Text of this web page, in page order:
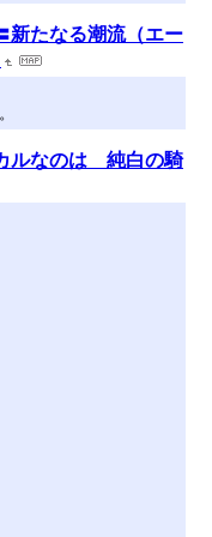
新たなる潮流（エー
ルなのは 純白の騎